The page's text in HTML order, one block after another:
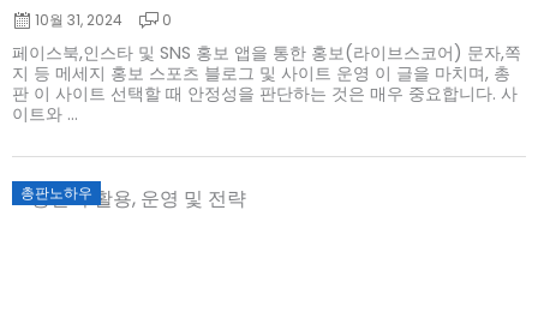
10월 31, 2024 0
페이스북,인스타 및 SNS 홍보 앱을 통한 홍보(라이브스코어) 문자,쪽
지 등 메세지 홍보 스포츠 블로그 및 사이트 운영 이 글을 마치며, 총
판 이 사이트 선택할 때 안정성을 판단하는 것은 매우 중요합니다. 사
이트와 ...
총판노하우
Posted
on